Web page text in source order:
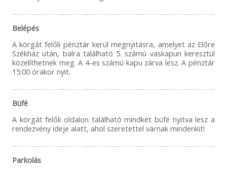
Belépés
A körgát felőli pénztár kerül megnyitásra, amelyet az Előre
Székház után, balra található 5. számú vaskapun keresztül
közelíthetnek meg. A 4-es számú kapu zárva lesz. A pénztár
15:00 órakor nyit.
Büfé
A körgát felőli oldalon található mindkét büfé nyitva lesz a
rendezvény ideje alatt, ahol szeretettel várnak mindenkit!
Parkolás